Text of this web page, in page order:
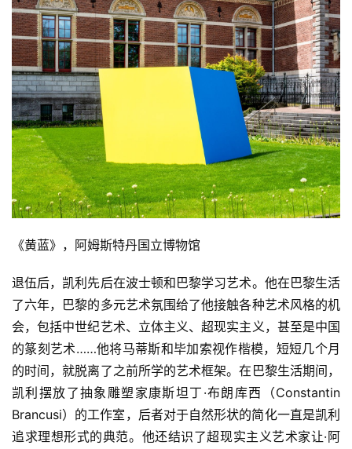
《黄蓝》，阿姆斯特丹国立博物馆
退伍后，凯利先后在波士顿和巴黎学习艺术。他在巴黎生活
了六年，巴黎的多元艺术氛围给了他接触各种艺术风格的机
会，包括中世纪艺术、立体主义、超现实主义，甚至是中国
的篆刻艺术……他将马蒂斯和毕加索视作楷模，短短几个月
的时间，就脱离了之前所学的艺术框架。在巴黎生活期间，
凯利摆放了抽象雕塑家康斯坦丁·布朗库西（Constantin
Brancusi）的工作室，后者对于自然形状的简化一直是凯利
追求理想形式的典范。他还结识了超现实主义艺术家让·阿